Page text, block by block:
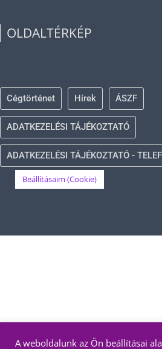
OLDALTÉRKÉP
Cégtörténet Hírek ÁSZF
ADATKEZELÉSI TÁJÉKOZTATÓ
ADATKEZELÉSI TÁJÉKOZTATÓ -
Beállításaim (Cookie)
A weboldalunk az Ön beállításai